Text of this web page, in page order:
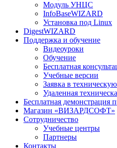
Модуль УНЦС
InfoBaseWIZARD
Установка под Linux
DigestWIZARD
Поддержка и обучение
Видеоуроки
Обучение
Бесплатная
Учебные версии
Заявка в
Удаленная
Бесплатная
Магазин «ВИЗАРДСОФТ»
Сотрудничество
Учебные центры
Партнеры
Контакты